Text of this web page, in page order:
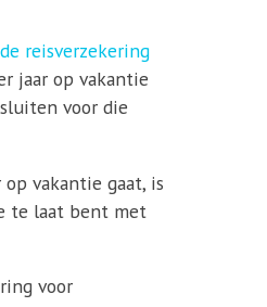
reisverzekering
jaar op vakantie
voor die
vakantie gaat, is
te laat bent met
voor